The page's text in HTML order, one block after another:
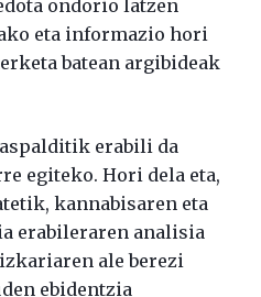
ondorio latzen
eta informazio hori
batean argibideak
erabili da
egiteko. Hori dela eta,
kannabisaren eta
erabileraren analisia
ale berezi
ebidentzia